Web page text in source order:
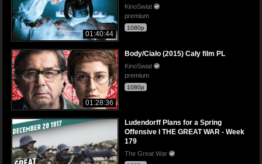
01:40:44
KinoSwiat
premium
1080p
01:28:36
Body/Ciało (2015) Cały film PL
KinoSwiat
premium
1080p
Ludendorff Plans for a Spring
Offensive I THE GREAT WAR - Week
179
The Great War